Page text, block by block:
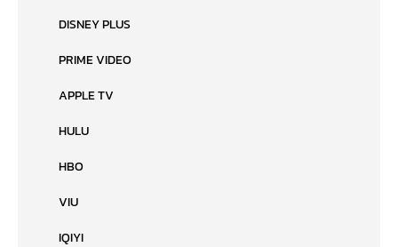
DISNEY PLUS
PRIME VIDEO
APPLE TV
HULU
HBO
VIU
IQIYI